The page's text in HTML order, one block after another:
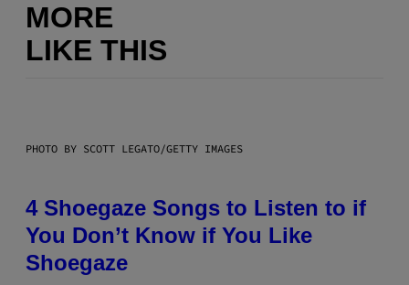
MORE
LIKE THIS
PHOTO BY SCOTT LEGATO/GETTY IMAGES
4 Shoegaze Songs to Listen to if
You Don’t Know if You Like
Shoegaze